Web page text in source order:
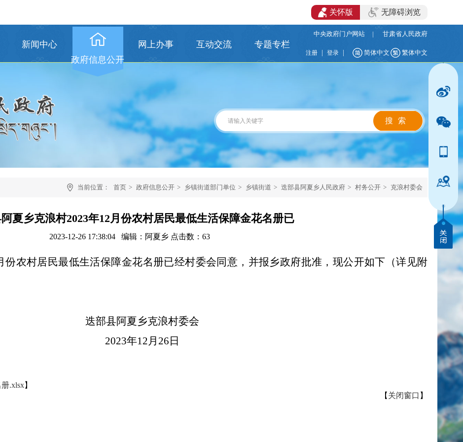
关怀版 无障碍浏览
新闻中心
政府信息公开
网上办事 互动交流 专题专栏
中央政府门户网站 | 甘肃省人民政府
注册 登录 简体中文 繁体中文
当前位置： 首页 > 政府信息公开 > 乡镇街道部门单位 > 乡镇街道 > 迭部县阿夏乡人民政府 > 村务公开 > 克浪村委会
夏乡克浪村2023年12月份农村居民最低生活保障金花名册已
2023-12-26 17:38:04 编辑：阿夏乡 点击数： 63
份农村居民最低生活保障金花名册已经村委会同意，并报乡政府批准，现公开如下（详见附
迭部县阿夏乡克浪村委会
2023年12月26日
.xlsx】
【 关闭窗口 】